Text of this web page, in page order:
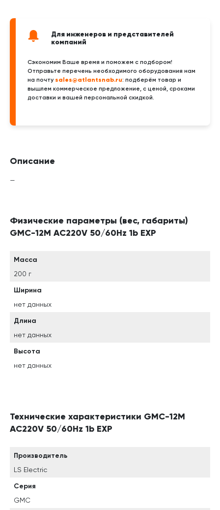
Для инженеров и представителей
компаний
Сэкономим Ваше время и поможем с подбором!
Отправьте перечень необходимого оборудования нам
на почту sales@atlantsnab.ru: подберём товар и
вышлем коммерческое предложение, с ценой, сроками
доставки и вашей персональной скидкой.
Описание
—
Физические параметры (вес, габариты)
GMC-12M AC220V 50/60Hz 1b EXP
Масса
200 г
Ширина
нет данных
Длина
нет данных
Высота
нет данных
Технические характеристики GMC-12M
AC220V 50/60Hz 1b EXP
Производитель
LS Electric
Серия
GMC